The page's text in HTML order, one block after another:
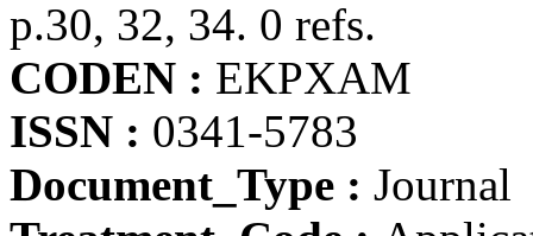
p.30, 32, 34. 0 refs.
CODEN : EKPXAM
ISSN : 0341-5783
Document_Type : Journal